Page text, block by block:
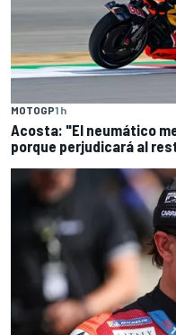
MOTOGP1 h
Acosta: "El neumático
porque perjudicará al